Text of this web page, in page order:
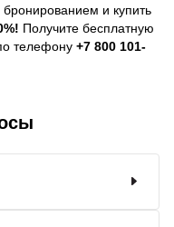
и купить
Получите бесплатную
телефону +7 800 101-